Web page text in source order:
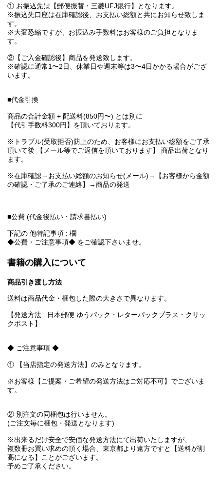
① お振込先は【郵便振替・三菱UFJ銀行】となります。
※振込先口座は在庫確認後、お支払い総額と共にお知らせ致しま
す。
※大変恐縮ですが、お振込み手数料はお客様のご負担となりま
す。
②【ご入金確認後】商品を発送致します。
※確認に通常1〜2日、休業日や週末等は3〜4日かかる場合がござ
います。
■代金引換
商品の合計金額 + 配送料(850円〜) とは別に
【代引手数料300円】を頂いております。
※トラブル(受取拒否)防止のため、お客様にお支払い総額をご了承
頂いて後 【メール等でご返信を頂いております】 商品出荷となり
ます。
※在庫確認→お支払い総額のお知らせ(メール)→【お客様から金額
の確認・ご了承のご連絡】→商品の発送
■公費 (代金後払い・請求書払い)
下記の 他特記事項 : 欄
◆公費・ご注意事項◆ をご確認下さいませ。
書籍の購入について
商品引き渡し方法
送料は商品代金・梱包した際の大きさで異なります。
【発送方法 : 日本郵便 ゆうパック・レターパックプラス・クリッ
クポスト】
◆ ご注意事項 ◆
① 【当店指定の発送方法】のみとなります。
※お客様【ご提案・ご希望の発送方法はご対応不可】でございま
す。
② 別注文の同梱包は行いません。
(ご注文毎に梱包・発送となります)
※出来るだけ安全で安価な発送方法にて出荷いたしますが、
複数冊お買い求めの頂く場合、東京都より遠方ですと【送料が割
高になる】ことがございます。
予めご了承ください。